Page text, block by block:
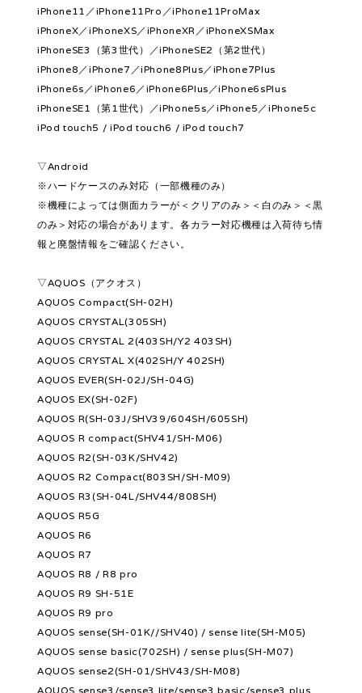
iPhone11／iPhone11Pro／iPhone11ProMax
iPhoneX／iPhoneXS／iPhoneXR／iPhoneXSMax
iPhoneSE3（第3世代）／iPhoneSE2（第2世代）
iPhone8／iPhone7／iPhone8Plus／iPhone7Plus
iPhone6s／iPhone6／iPhone6Plus／iPhone6sPlus
iPhoneSE1（第1世代）／iPhone5s／iPhone5／iPhone5c
iPod touch5 / iPod touch6 / iPod touch7
▽Android
※ハードケースのみ対応（一部機種のみ）
※機種によっては側面カラーが＜クリアのみ＞＜白のみ＞＜黒
のみ＞対応の場合があります。各カラー対応機種は入荷待ち情
報と廃盤情報をご確認ください。
▽AQUOS（アクオス）
AQUOS Compact(SH-02H)
AQUOS CRYSTAL(305SH)
AQUOS CRYSTAL 2(403SH/Y2 403SH)
AQUOS CRYSTAL X(402SH/Y 402SH)
AQUOS EVER(SH-02J/SH-04G)
AQUOS EX(SH-02F)
AQUOS R(SH-03J/SHV39/604SH/605SH)
AQUOS R compact(SHV41/SH-M06)
AQUOS R2(SH-03K/SHV42)
AQUOS R2 Compact(803SH/SH-M09)
AQUOS R3(SH-04L/SHV44/808SH)
AQUOS R5G
AQUOS R6
AQUOS R7
AQUOS R8 / R8 pro
AQUOS R9 SH-51E
AQUOS R9 pro
AQUOS sense(SH-01K//SHV40) / sense lite(SH-M05)
AQUOS sense basic(702SH) / sense plus(SH-M07)
AQUOS sense2(SH-01/SHV43/SH-M08)
AQUOS sense3/sense3 lite/sense3 basic/sense3 plus